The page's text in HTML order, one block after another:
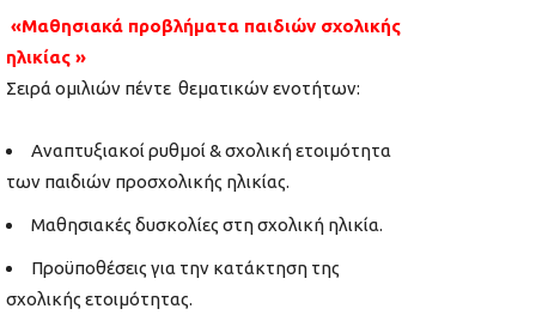
«Μαθησιακά προβλήματα παιδιών σχολικής
ηλικίας »
Σειρά ομιλιών πέντε θεματικών ενοτήτων:
Αναπτυξιακοί ρυθμοί & σχολική ετοιμότητα
των παιδιών προσχολικής ηλικίας.
Μαθησιακές δυσκολίες στη σχολική ηλικία.
Προϋποθέσεις για την κατάκτηση της
σχολικής ετοιμότητας.